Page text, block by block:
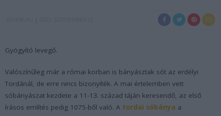
Gyógyító levegő.
Valószínűleg már a római korban is bányásztak sót az erdélyi
Tordánál, de erre nincs bizonyíték. A mai értelemben vett
sóbányászat kezdete a 11-13. század táján keresendő, az első
írásos említés pedig 1075-ből való. A tordai sóbánya a